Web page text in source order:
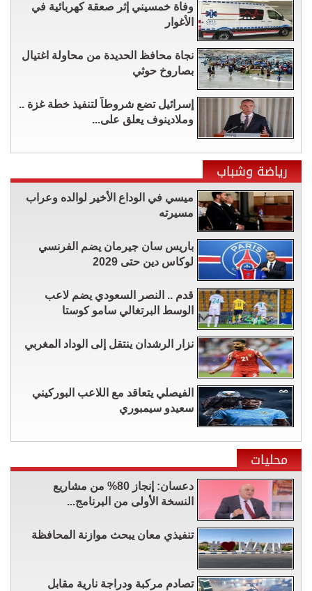
وفاة خمسيني إثر صعقة كهربائية في
الأغوار
نجاة محافظ الحديدة من محاولة اغتيال
بصاروخ حوثي
إسرائيل تضع شروطاً لتنفيذ خطة غزة ..
وملادينوف يعلق على...
رياضة وشباب
ميسي في الوداع الأخير لوالده وعراب
مسيرته
باريس سان جيرمان يضم الفرنسي
لوكاس دين حتى 2029
قدم .. النصر السعودي يضم لاعب
الوسط البرتغالي سامو كوستا
نزار الرشدان ينتقل إلى الوداد المغربي
الفيصلي يتعاقد مع اللاعب البوركيني
سعيدو سيمبوري
محليات
دعسان: إنجاز 80% من مشاريع
النسخة الأولى من البرنامج...
تنفيذي معان يبحث موازنة المحافظة
تصادم مركبة ودراجة نارية مقابل